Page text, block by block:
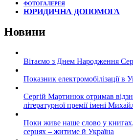
ФОТОГАЛЕРЕЯ
ЮРИДИЧНА ДОПОМОГА
Новини
Вітаємо з Днем Народження
Показник електромобілізації в
Сергій Мартинюк отримав
літературної премії імені
Поки живе наше слово у
серцях – житиме й Україна